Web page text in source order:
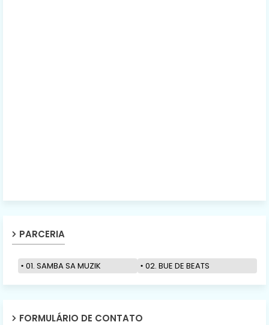
PARCERIA
01. SAMBA SA MUZIK 02. BUE DE BEATS
FORMULÁRIO DE CONTATO